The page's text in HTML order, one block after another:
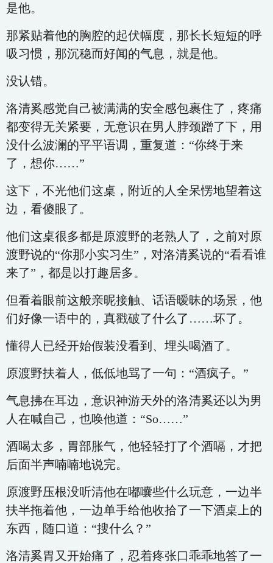
是他。
那紧贴着他的胸腔的起伏幅度，那长长短短的呼
吸习惯，那沉稳而好闻的气息，就是他。
没认错。
洛清奚感觉自己被满满的安全感包裹住了，疼痛
都变得无关紧要，无意识在男人脖颈蹭了下，用
没什么波澜的平平语调，重复道：“你终于来
了，想你……”
这下，不光他们这桌，附近的人全呆愣地望着这
边，看傻眼了。
他们这桌很多都是原渡野的老熟人了，之前对原
渡野说的“你那小实习生”，对洛清奚说的“看看谁
来了”，都是以打趣居多。
但看着眼前这般亲昵接触、话语暧昧的场景，他
们好像一语中的，真戳破了什么了……坏了。
懂得人已经开始假装没看到、埋头喝酒了。
原渡野扶着人，低低地骂了一句：“酒疯子。”
气息拂在耳边，意识神游天外的洛清奚还以为男
人在喊自己，也唤他道：“So……”
酒喝太多，胃部胀气，他轻轻打了个酒嗝，才把
后面半声喃喃地说完。
原渡野压根没听清他在嘟囔些什么玩意，一边半
扶半拖着他，一边单手给他收拾了一下酒桌上的
东西，随口道：“搜什么？”
洛清奚胃又开始痛了，忍着疼张口乖乖地答了一